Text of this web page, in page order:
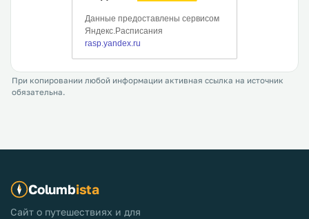
При копировании любой информации активная ссылка на источник
обязательна.
Columbista
Сайт о путешествиях и для